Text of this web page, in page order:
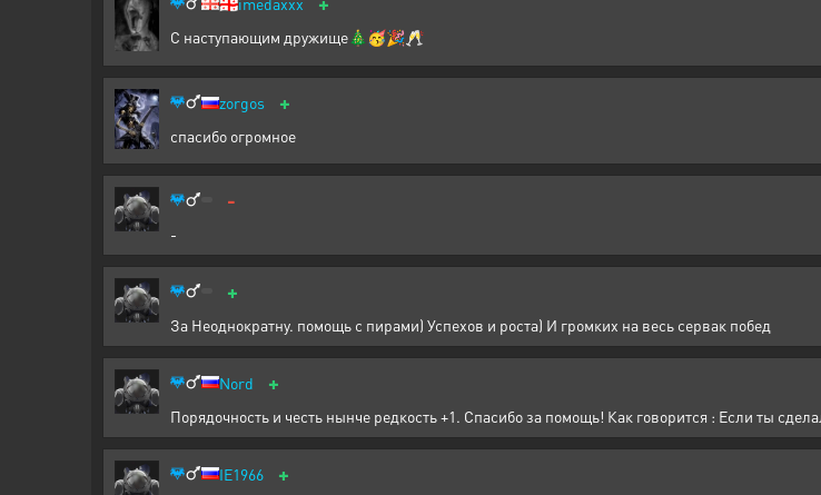
С наступающим дружище🎄🥳🎉🥂
zorgos +
спасибо огромное
-
-
+
За Неоднократну. помощь с пирами) Успехов и роста) И громких на весь сервак побед
Nord +
Порядочность и честь нынче редкость +1. Спасибо за помощь! Как говорится : Если ты
IE1966 +